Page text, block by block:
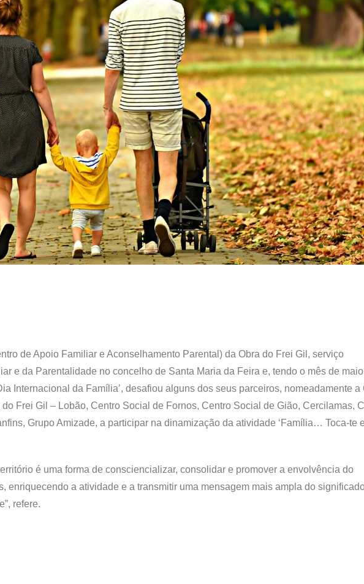
de Apoio Familiar e Aconselhamento Parental) da Obra do Frei Gil, serviço
e da Parentalidade no concelho de Santa Maria da Feira e, tendo o mês de
Internacional da Família’, desafiou alguns dos seus parceiros, nomeadamente a
Frei Gil – Lobão, Centro Social de Fornos, Centro Social de Gião, Cercilamas,
Grupo Amizade, a participar na dinamização da atividade ‘Família… Toca-te
é uma forma de consciencializar, consolidar e promover a envolvência do
enriquecendo a atividade e a transmitir uma mensagem mais ampla do
refere.